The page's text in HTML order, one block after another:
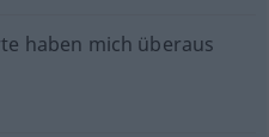
haben mich überaus